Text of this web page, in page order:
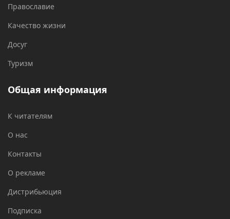
Православие
Качество жизни
Досуг
Туризм
Общая информация
К читателям
О нас
Контакты
О рекламе
Дистрибьюция
Подписка